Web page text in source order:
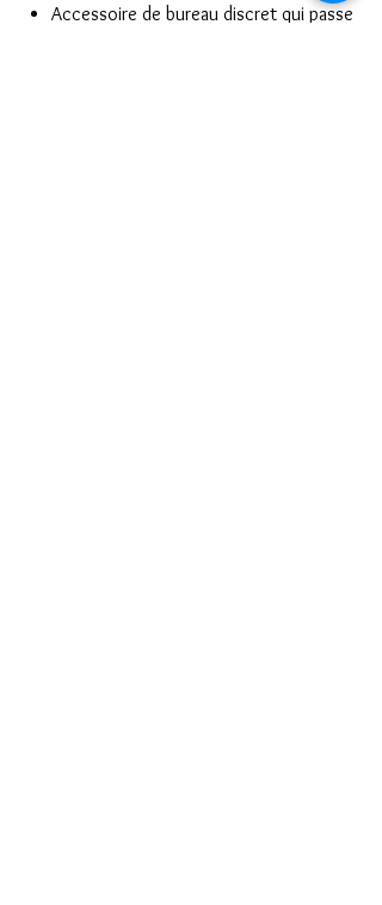
Accessoire de bureau discret qui passe